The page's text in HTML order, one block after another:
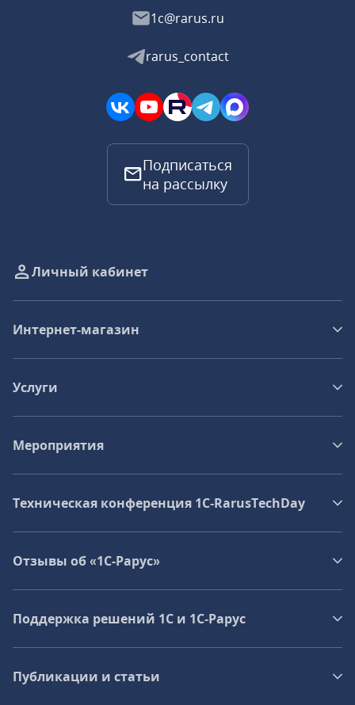
1c@rarus.ru
rarus_contact
Подписаться
на рассылку
Личный кабинет
Интернет-магазин
Услуги
Мероприятия
Техническая конференция 1C‑RarusTechDay
Отзывы об «1С-Рарус»
Поддержка решений 1С и 1С‑Рарус
Публикации и статьи